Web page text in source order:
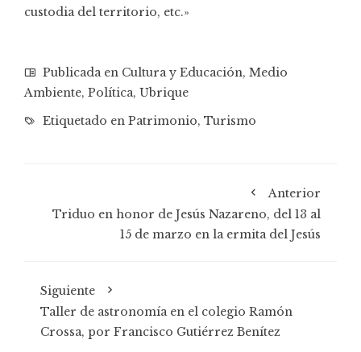
custodia del territorio, etc.»
Publicada en Cultura y Educación, Medio
Ambiente, Política, Ubrique
Etiquetado en Patrimonio, Turismo
Anterior
Triduo en honor de Jesús Nazareno, del 13 al
15 de marzo en la ermita del Jesús
Siguiente
Taller de astronomía en el colegio Ramón
Crossa, por Francisco Gutiérrez Benítez